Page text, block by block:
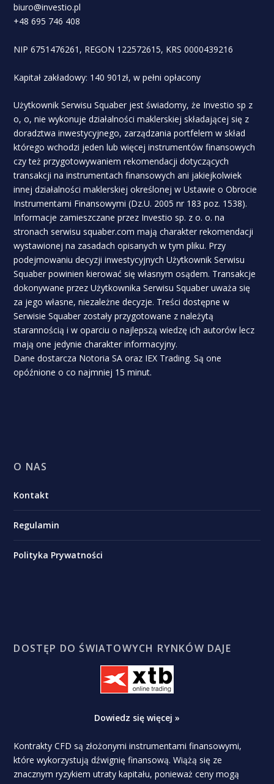
biuro@investio.pl
+48 695 746 408
NIP 6751476261, REGON 122572615, KRS 0000439216
Kapitał zakładowy: 140 901zł, w pełni opłacony
Użytkownik Serwisu Squaber jest świadomy, że Investio sp z
o, o, nie wykonuje działalności maklerskiej składającej się z
doradztwa inwestycyjnego, zarządzania portfelem w skład
którego wchodzi jeden lub więcej instrumentów finansowych
czy też przygotowywaniem rekomendacji dotyczących
transakcji na instrumentach finansowych ani jakiejkolwiek
innej działalności maklerskiej określonej w Ustawie o Obrocie
Instrumentami Finansowymi (Dz.U. 2005 nr 183 poz. 1538).
Informacje zamieszczane przez Investio sp. z o. o. na
stronach serwisu squaber.com mają charakter rekomendacji
wystawionej na zasadach opisanych w tym pliku. Przy
podejmowaniu decyzji inwestycyjnych Użytkownik Serwisu
Squaber powinien kierować się własnym osądem. Transakcje
dokonywane przez Użytkownika Serwisu Squaber uważa się
za jego własne, niezależne decyzje. Treści dostępne w
Serwisie Squaber zostały przygotowane z należytą
starannością i w oparciu o najlepszą wiedzę ich autorów lecz
mają one jedynie charakter informacyjny.
Dane dostarcza Notoria SA oraz IEX Trading. Są one
opóźnione o co najmniej 15 minut.
O NAS
Kontakt
Regulamin
Polityka Prywatności
DOSTĘP DO ŚWIATOWYCH RYNKÓW DAJE
Dowiedz się więcej »
Kontrakty CFD są złożonymi instrumentami finansowymi,
które wykorzystują dźwignię finansową. Wiążą się ze
znacznym ryzykiem utraty kapitału, ponieważ ceny mogą